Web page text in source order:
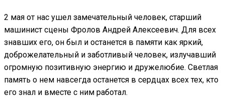
2 мая от нас ушел замечательный человек, старший
машинист сцены Фролов Андрей Алексеевич. Для всех
знавших его, он был и останется в памяти как яркий,
доброжелательный и заботливый человек, излучавший
огромную позитивную энергию и дружелюбие. Светлая
память о нем навсегда останется в сердцах всех тех, кто
его знал и вместе с ним работал.